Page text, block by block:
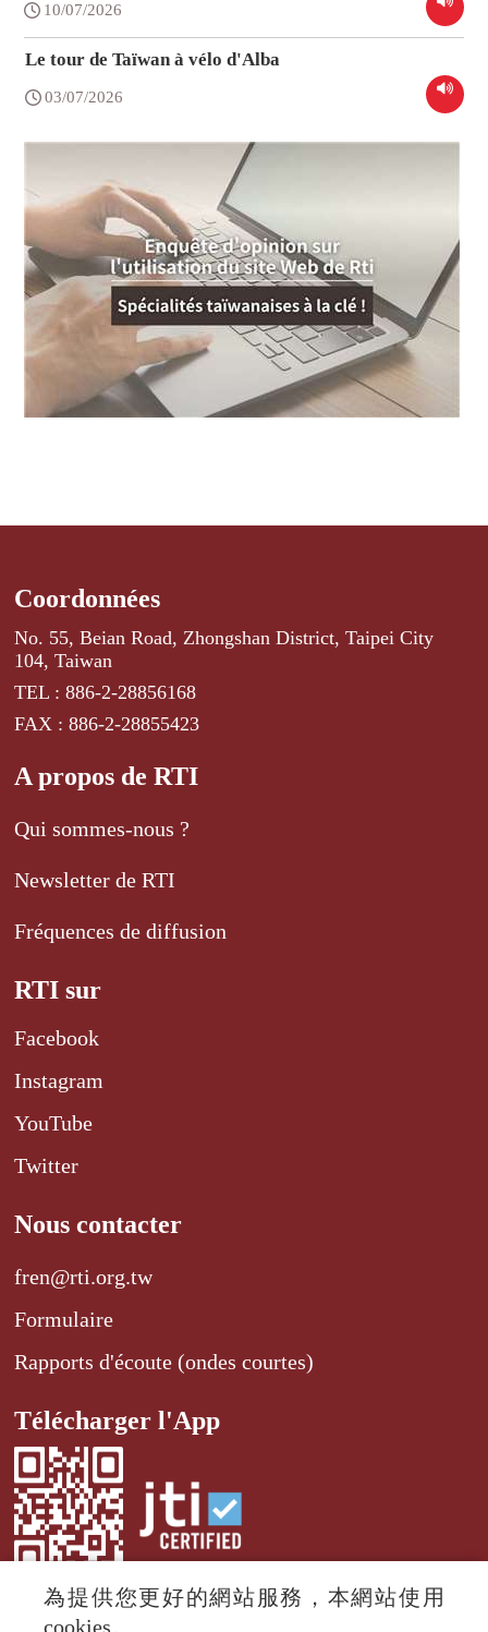
10/07/2026
Le tour de Taïwan à vélo d'Alba
03/07/2026
Coordonnées
No. 55, Beian Road, Zhongshan District, Taipei City
104, Taiwan
TEL : 886-2-28856168
FAX : 886-2-28855423
A propos de RTI
Qui sommes-nous ?
Newsletter de RTI
Fréquences de diffusion
RTI sur
Facebook
Instagram
YouTube
Twitter
Nous contacter
fren@rti.org.tw
Formulaire
Rapports d'écoute (ondes courtes)
Télécharger l'App
為提供您更好的網站服務，本網站使用
cookies。